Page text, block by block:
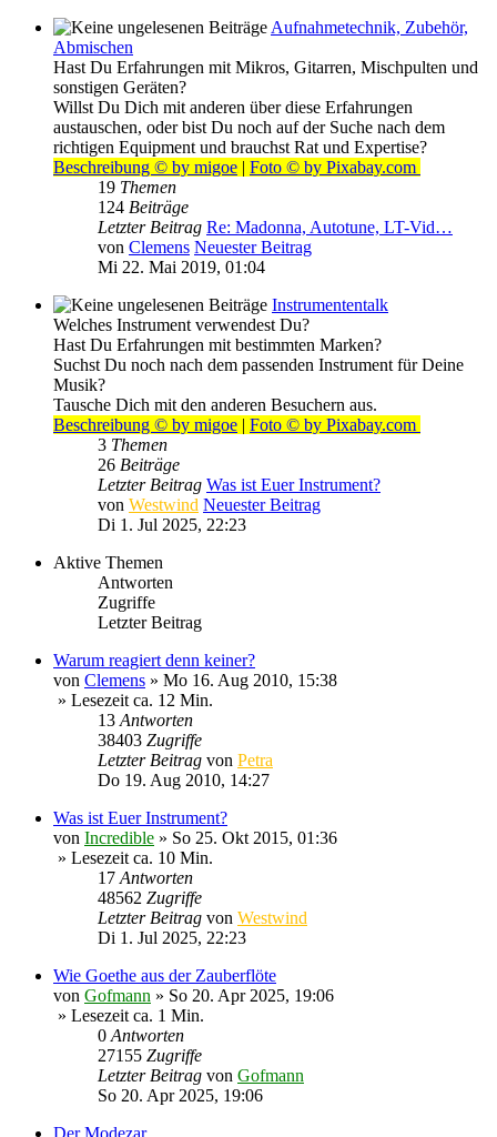
Aufnahmetechnik, Zubehör,
Abmischen
Hast Du Erfahrungen mit Mikros, Gitarren, Mischpulten und
sonstigen Geräten?
Willst Du Dich mit anderen über diese Erfahrungen
austauschen, oder bist Du noch auf der Suche nach dem
richtigen Equipment und brauchst Rat und Expertise?
Beschreibung © by migoe | Foto © by Pixabay.com
19 Themen
124 Beiträge
Letzter Beitrag Re: Madonna, Autotune, LT-Vid…
von Clemens Neuester Beitrag
Mi 22. Mai 2019, 01:04
Instrumententalk
Welches Instrument verwendest Du?
Hast Du Erfahrungen mit bestimmten Marken?
Suchst Du noch nach dem passenden Instrument für Deine
Musik?
Tausche Dich mit den anderen Besuchern aus.
Beschreibung © by migoe | Foto © by Pixabay.com
3 Themen
26 Beiträge
Letzter Beitrag Was ist Euer Instrument?
von Westwind Neuester Beitrag
Di 1. Jul 2025, 22:23
Aktive Themen
Antworten
Zugriffe
Letzter Beitrag
Warum reagiert denn keiner?
von Clemens » Mo 16. Aug 2010, 15:38
» Lesezeit ca. 12 Min.
13 Antworten
38403 Zugriffe
Letzter Beitrag von Petra
Do 19. Aug 2010, 14:27
Was ist Euer Instrument?
von Incredible » So 25. Okt 2015, 01:36
» Lesezeit ca. 10 Min.
17 Antworten
48562 Zugriffe
Letzter Beitrag von Westwind
Di 1. Jul 2025, 22:23
Wie Goethe aus der Zauberflöte
von Gofmann » So 20. Apr 2025, 19:06
» Lesezeit ca. 1 Min.
0 Antworten
27155 Zugriffe
Letzter Beitrag von Gofmann
So 20. Apr 2025, 19:06
Der Modezar